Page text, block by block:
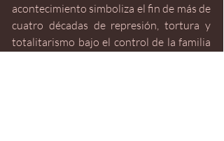
acontecimiento simboliza el fin de más de
cuatro décadas de represión, tortura y
totalitarismo bajo el control de la familia